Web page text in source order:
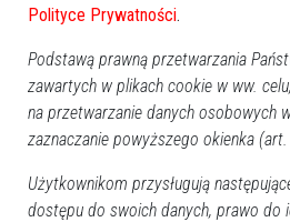
Kalendarz imprez
sierpień 2026
Pn
Wt Śr Cz Pt
27
28 29 30 31
10
11 12 13 14
Polityce Prywatności.
Podstawą prawną przetwarzania
zawartych w plikach cookie w ww.
na przetwarzanie danych osobowych
zaznaczanie powyższego okienka
Użytkownikom przysługują
dostępu do swoich danych, prawo do